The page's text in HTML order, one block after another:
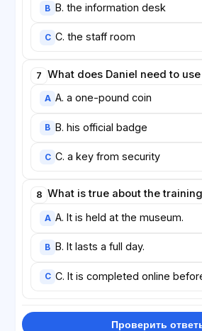
B B. the information desk
C C. the staff room
7 What does Daniel need to
A A. a one-pound coin
B B. his official badge
C C. a key from security
8 What is true about the
A A. It is held at the museum.
B B. It lasts a full day.
C C. It is completed online
Проверить